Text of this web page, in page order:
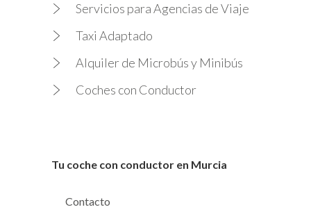
Servicios para Agencias de Viaje
Taxi Adaptado
Alquiler de Microbús y Minibús
Coches con Conductor
Tu coche con conductor en Murcia
Contacto